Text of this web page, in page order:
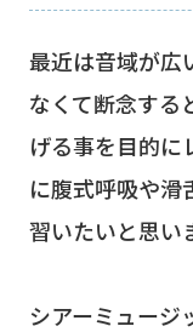
最近は音域が広
なくて断念する
げる事を目的に
に腹式呼吸や滑
習いたいと思い
シアーミュージ